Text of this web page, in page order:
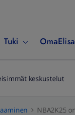
Tuki OmaElisa
keskustelut
NBA2K25